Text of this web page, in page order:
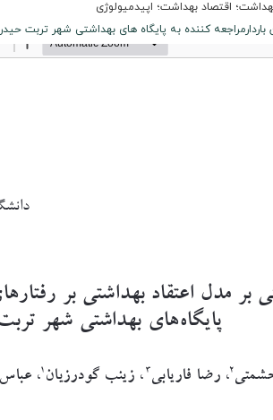
اقتصاد بهداشت؛ اپیدمیولوژی
باردارمراجعه کننده به پایگاه های بهداشتی شهر تربت